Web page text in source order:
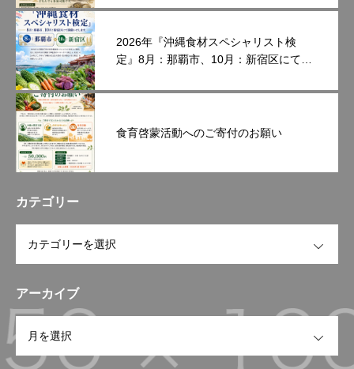
2026年『沖縄食材スペシャリスト検
定』8月：那覇市、10月：新宿区にて開
食育啓蒙活動へのご寄付のお願い
カテゴリー
アーカイブ